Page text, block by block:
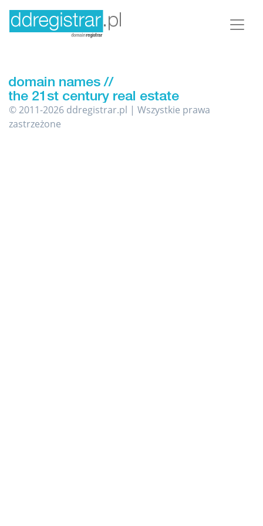
© 2011-2026 ddregistrar.pl | Wszystkie prawa
zastrzeżone